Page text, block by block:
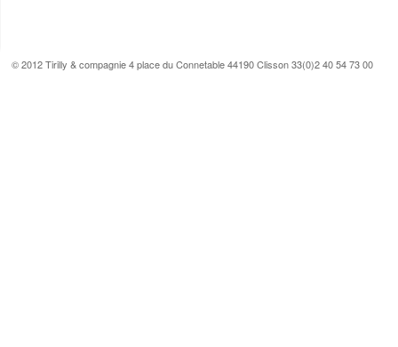
© 2012 Tirilly & compagnie 4 place du Connetable 44190 Clisson 33(0)2 40 54 73 00